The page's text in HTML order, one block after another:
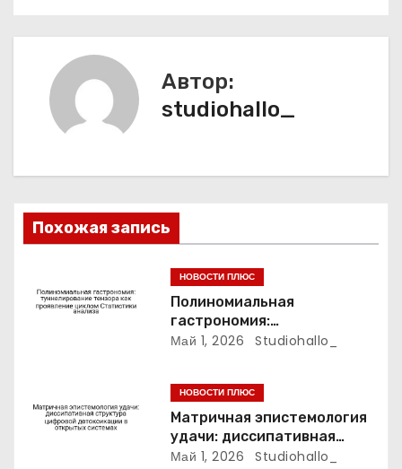
ц
з
п
я
Автор:
studiohallo_
Похожая запись
НОВОСТИ ПЛЮС
Полиномиальная
гастрономия:
туннелирование тензора
Май 1, 2026 Studiohallo_
НОВОСТИ ПЛЮС
Матричная эпистемология
удачи: диссипативная
структура цифровой
Май 1, 2026 Studiohallo_